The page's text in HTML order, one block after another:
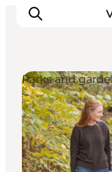
Ispirazioni
Dove
Cosa fare
Parks and